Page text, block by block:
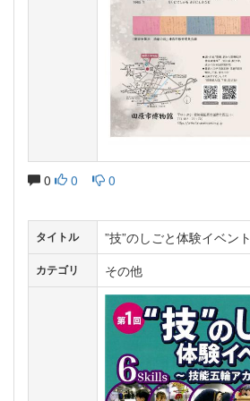
0 0 0
タイトル ”技”のしごと体験イベント
カテゴリ その他